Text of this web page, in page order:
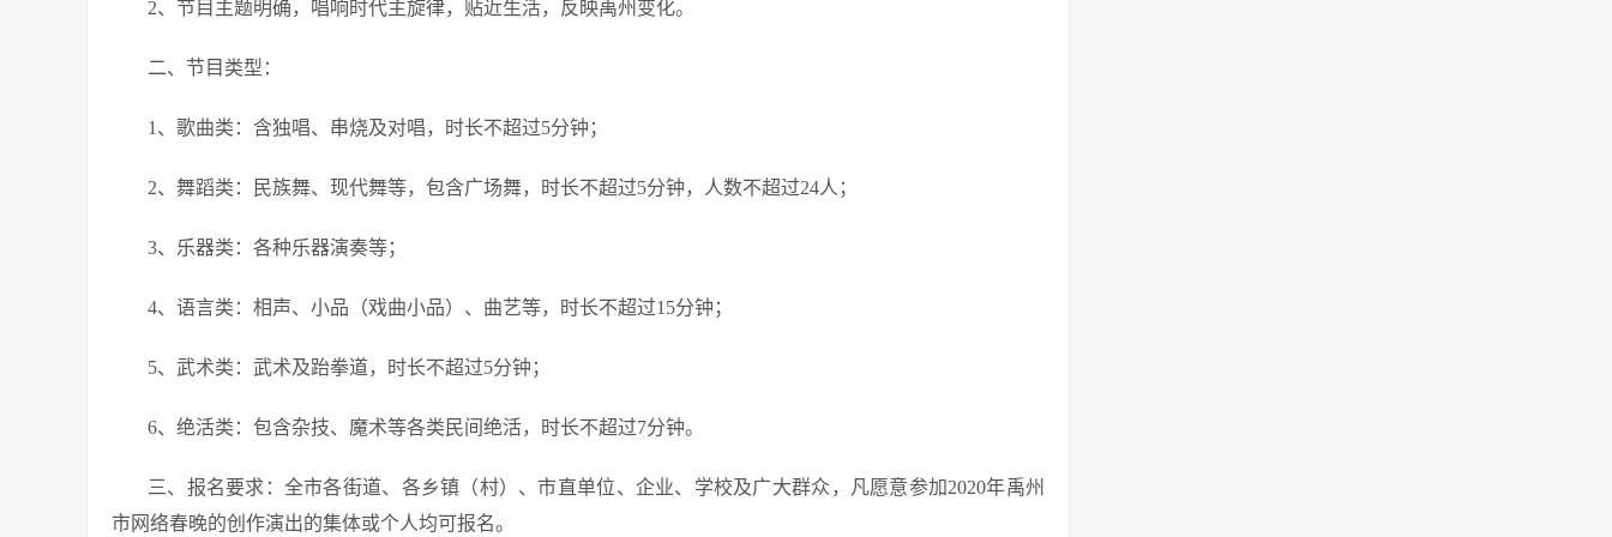
2、节目主题明确，唱响时代主旋律，贴近生活，反映禹州变化。
二、节目类型：
1、歌曲类：含独唱、串烧及对唱，时长不超过5分钟；
2、舞蹈类：民族舞、现代舞等，包含广场舞，时长不超过5分钟，人数不超过24人；
3、乐器类：各种乐器演奏等；
4、语言类：相声、小品（戏曲小品）、曲艺等，时长不超过15分钟；
5、武术类：武术及跆拳道，时长不超过5分钟；
6、绝活类：包含杂技、魔术等各类民间绝活，时长不超过7分钟。
三、报名要求：全市各街道、各乡镇（村）、市直单位、企业、学校及广大群众，凡愿意参加2020年禹州
市网络春晚的创作演出的集体或个人均可报名。